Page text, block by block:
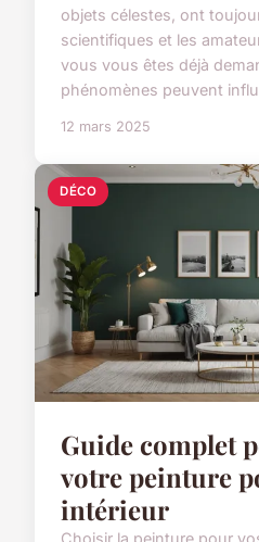
objets célestes, ont
scientifiques et les
vous vous êtes déjà
phénomènes peuvent
12 mars 2025
DÉCO
Guide complet
votre peinture
intérieur
Choisir la peinture pour